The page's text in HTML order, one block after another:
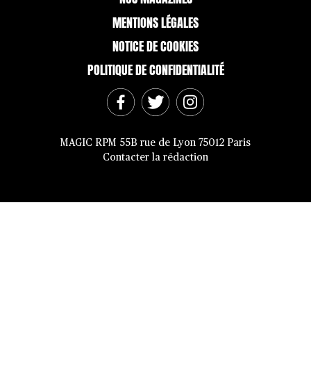
MENTIONS LÉGALES
NOTICE DE COOKIES
POLITIQUE DE CONFIDENTIALITÉ
MAGIC RPM 55B rue de Lyon 75012 Paris
Contacter la rédaction